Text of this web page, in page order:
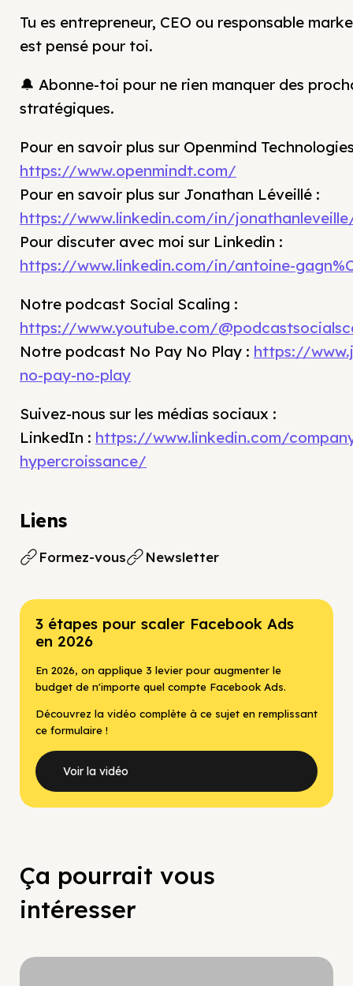
Tu es entrepreneur, CEO ou responsable
est pensé pour toi.
🔔 Abonne-toi pour ne rien manquer des
stratégiques.
Pour en savoir plus sur Openmind
https://www.openmindt.com/
Pour en savoir plus sur Jonathan Léveillé :
https://www.linkedin.com/in/
Pour discuter avec moi sur Linkedin :
https://www.linkedin.com/in/antoine-
Notre podcast Social Scaling :
https://www.youtube.com/
Notre podcast No Pay No Play : https://
no-pay-no-play
Suivez-nous sur les médias sociaux :
LinkedIn : ⁠ https://www.linkedin.com/
hypercroissance/
Liens
Formez-vous Newsletter
3 étapes pour scaler Facebook Ads
en 2026
En 2026, on applique 3 levier pour augmenter le
budget de n'importe quel compte Facebook Ads.
Découvrez la vidéo complète à ce sujet en remplissant
ce formulaire !
Voir la vidéo
Ça pourrait vous
intéresser